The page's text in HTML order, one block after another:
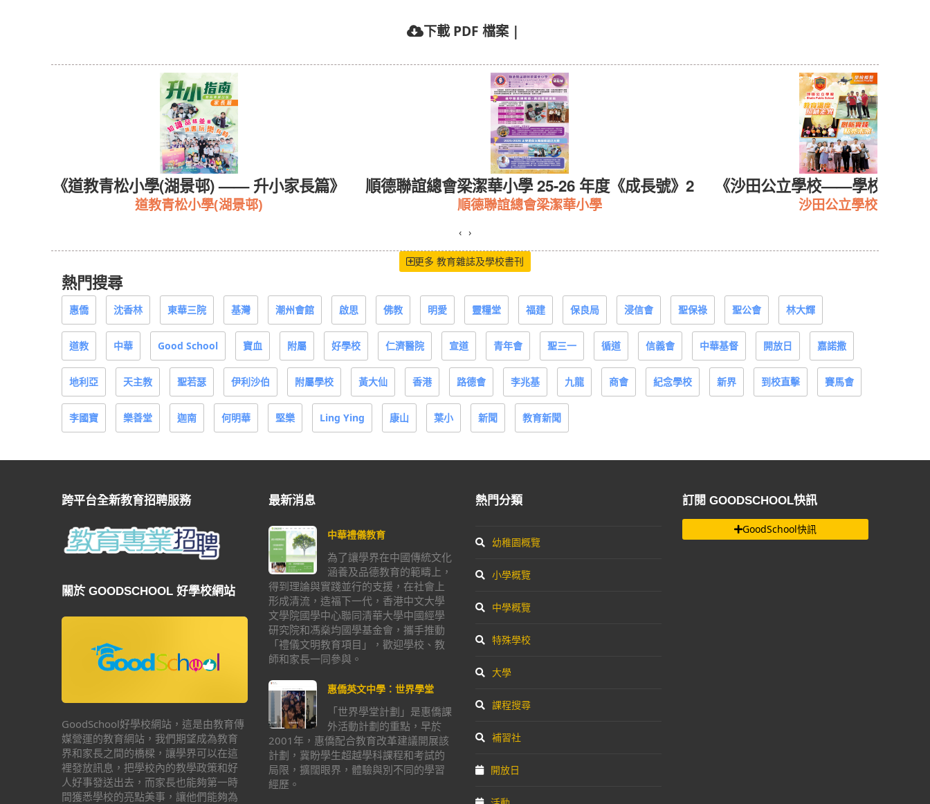
下載 PDF 檔案 |
《道教青松小學(湖景邨) —— 升小家長篇》
道教青松小學(湖景邨)
順德聯誼總會梁潔華小學 25-26 年度《成長號》2
順德聯誼總會梁潔華小學
《沙田公立學校——學校概覧
沙田公立學校
‹ ›
更多 教育雜誌及學校書刊
熱門搜尋
惠僑 沈香林 東華三院 基灣 潮州會館 啟思 佛教 明愛 靈糧堂 福建 保良局 浸信會 聖保祿 聖公會 林大輝
道教 中華 Good School 寶血 附屬 好學校 仁濟醫院 宣道 青年會 聖三一 循道 信義會 中華基督 開放日 嘉諾撒
地利亞 天主教 聖若瑟 伊利沙伯 附屬學校 黃大仙 香港 路德會 李兆基 九龍 商會 紀念學校 新界 到校直擊 賽馬會
李國寶 樂善堂 迦南 何明華 堅樂 Ling Ying 康山 葉小 新聞 教育新聞
跨平台全新教育招聘服務
關於 GOODSCHOOL 好學校網站
GoodSchool好學校網站，這是由教育傳
媒營運的教育網站，我們期望成為教育
界和家長之間的橋樑，讓學界可以在這
裡發放訊息，把學校內的教學政策和好
人好事發送出去，而家長也能夠第一時
間獲悉學校的亮點美事，讓他們能夠為
最新消息
中華禮儀教育
為了讓學界在中國傳統文化
涵養及品德教育的範疇上，
得到理論與實踐並行的支援，在社會上
形成清流，造福下一代，香港中文大學
文學院國學中心聯同清華大學中國經學
研究院和馮燊均國學基金會，攜手推動
「禮儀文明教育項目」，歡迎學校、教
師和家長一同參與。
惠僑英文中學：世界學堂
「世界學堂計劃」是惠僑課
外活動計劃的重點，早於
2001年，惠僑配合教育改革建議開展該
計劃，冀盼學生超越學科課程和考試的
局限，擴闊眼界，體驗與別不同的學習
經歷。
熱門分類
幼稚園概覽
小學概覽
中學概覽
特殊學校
大學
課程搜尋
補習社
開放日
訂閱 GOODSCHOOL快訊
GoodSchool快訊